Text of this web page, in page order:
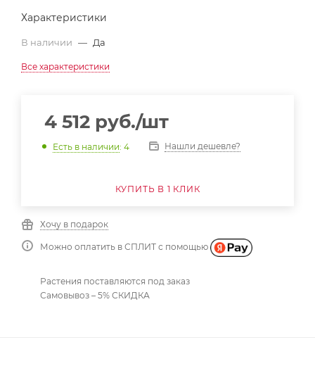
Характеристики
В наличии — Да
Все характеристики
4 512 руб./шт
Есть в наличии: 4 Нашли дешевле?
КУПИТЬ В 1 КЛИК
Хочу в подарок
Можно оплатить в СПЛИТ с помощью
Растения поставляются под заказ
Самовывоз – 5% СКИДКА